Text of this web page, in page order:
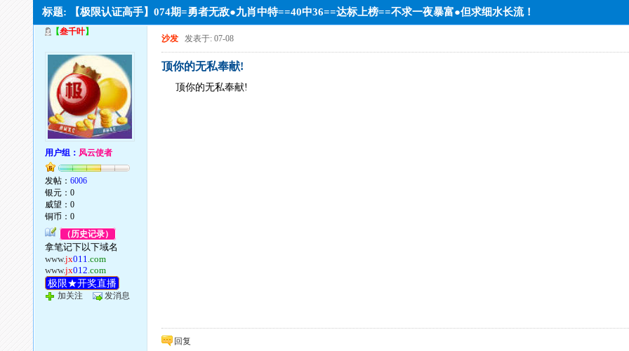
标题: 【极限认证高手】074期=勇者无敌●九肖中特==40中36==达标上榜==不求一夜暴富●但求细水长流！
【叁千叶】
用户组： 风云使者
发帖：6006
银元：0
威望：0
铜币：0
（历史记录）
拿笔记下以下域名
www.jx011.com
www.jx012.com
极限★开奖直播
加关注 发消息
沙发 发表于: 07-08
顶你的无私奉献!
顶你的无私奉献!
回复